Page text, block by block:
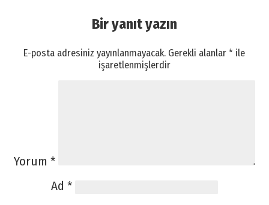
Bir yanıt yazın
E-posta adresiniz yayınlanmayacak. Gerekli alanlar* ile
işaretlenmişlerdir
Yorum *
Ad *